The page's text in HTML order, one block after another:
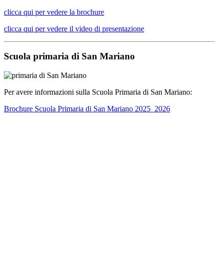
clicca qui per vedere la brochure
clicca qui per vedere il video di presentazione
Scuola primaria di San Mariano
Per avere informazioni sulla Scuola Primaria di San Mariano:
Brochure Scuola Primaria di San Mariano 2025_2026